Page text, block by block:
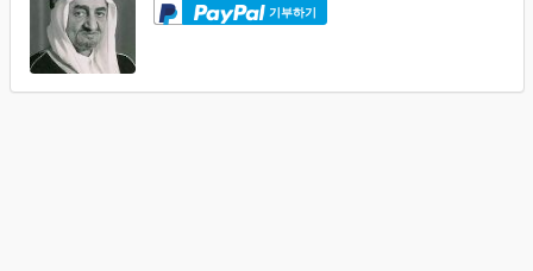
기부하기